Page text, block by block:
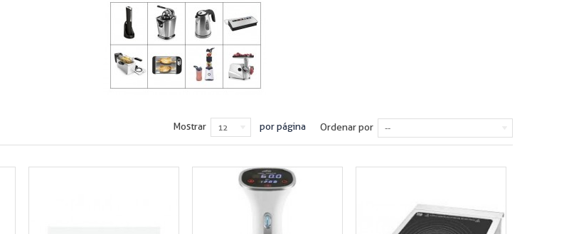
Ordenar por --
Mostrar 12 por página